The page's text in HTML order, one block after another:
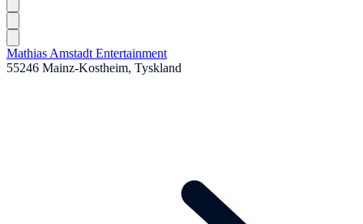
Mathias Amstadt Entertainment
55246 Mainz-Kostheim, Tyskland